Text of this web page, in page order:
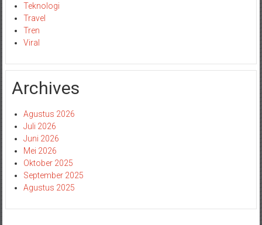
Teknologi
Travel
Tren
Viral
Archives
Agustus 2026
Juli 2026
Juni 2026
Mei 2026
Oktober 2025
September 2025
Agustus 2025